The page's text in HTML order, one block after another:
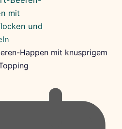
Happen mit knusprigem